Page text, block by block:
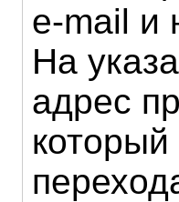
e-mail и
На
адрес